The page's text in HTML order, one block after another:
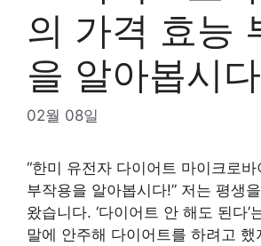
의 가격 효능
을 알아봅시
02월 08일
“한미 유전자 다이어트 마이크로
부작용을 알아봅시다!” 저는 평생
왔습니다. ‘다이어트 안 해도 된다’
말에 안주해 다이어트를 하려고 했